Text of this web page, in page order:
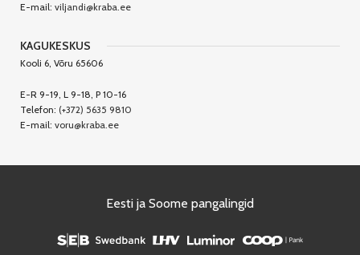
E-mail: viljandi@kraba.ee
KAGUKESKUS
Kooli 6, Võru 65606
E-R 9-19, L 9-18, P 10-16
Telefon: (+372) 5635 9810
E-mail: voru@kraba.ee
Eesti ja Soome pangalingid